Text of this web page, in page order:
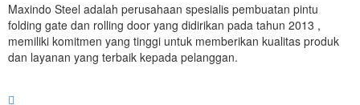
Maxindo Steel adalah perusahaan spesialis pembuatan pintu
folding gate dan rolling door yang didirikan pada tahun 2013 ,
memiliki komitmen yang tinggi untuk memberikan kualitas produk
dan layanan yang terbaik kepada pelanggan.